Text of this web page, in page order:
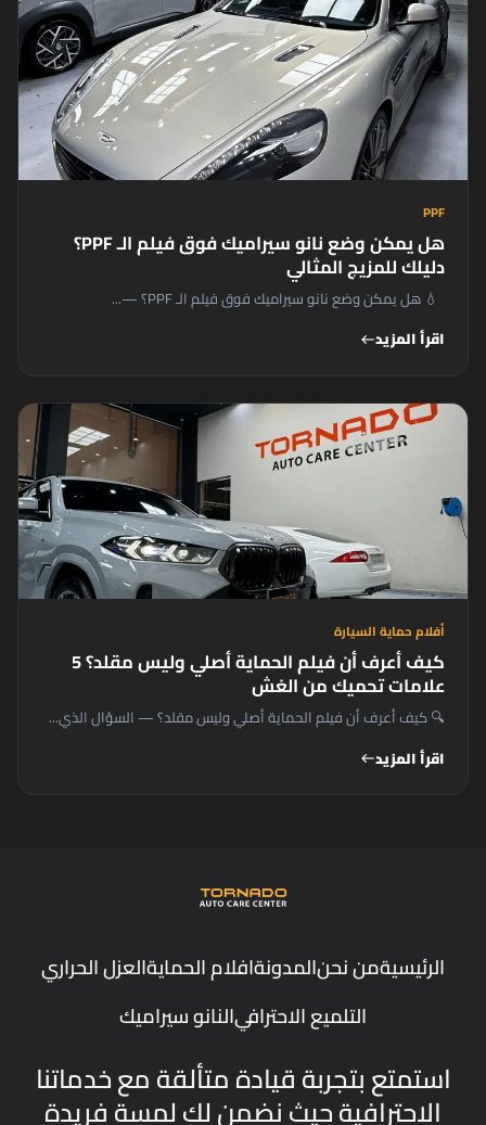
PPF
هل يمكن وضع نانو سيراميك فوق فيلم الـ PPF؟
دليلك للمزيج المثالي
💧 هل يمكن وضع نانو سيراميك فوق فيلم الـ PPF؟ —...
اقرأ المزيدwest
أفلام حماية السيارة
كيف أعرف أن فيلم الحماية أصلي وليس مقلد؟ 5
علامات تحميك من الغش
🔍 كيف أعرف أن فيلم الحماية أصلي وليس مقلد؟ — السؤال الذي...
اقرأ المزيدwest
الرئيسيةمن نحنالمدونةافلام الحمايةالعزل الحراري
التلميع الاحترافيالنانو سيراميك
استمتع بتجربة قيادة متألقة مع خدماتنا
الاحترافية حيث نضمن لك لمسة فريدة